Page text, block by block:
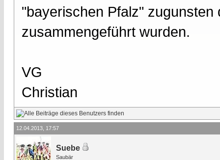
"bayerischen Pfalz"
zusammengeführt wurden.
VG
Christian
12.04.2013, 17:57
Suebe
Saubär